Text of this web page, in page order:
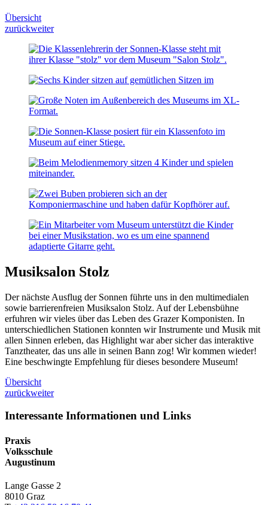
Übersicht
zurückweiter
Musiksalon Stolz
Der nächste Ausflug der Sonnen führte uns in den multimedialen
sowie barrierenfreien Musiksalon Stolz. Auf der Lebensbühne
erfuhren wir vieles über das Leben des Grazer Komponisten. In
unterschiedlichen Stationen konnten wir Instrumente und Musik mit
allen Sinnen erleben, das Highlight war aber sicher das interaktive
Tanztheater, das uns alle in seinen Bann zog! Wir kommen wieder!
Eine beschwingte Empfehlung für dieses besondere Museum!
Übersicht
zurückweiter
Interessante Informationen und Links
Praxis
Volksschule
Augustinum
Lange Gasse 2
8010 Graz